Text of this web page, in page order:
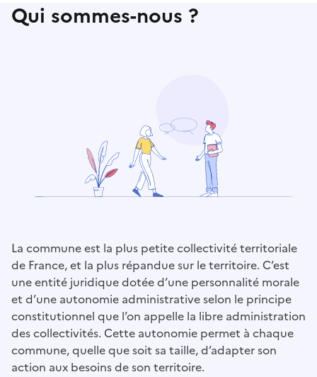
Qui sommes-nous ?
La commune est la plus petite collectivité territoriale
de France, et la plus répandue sur le territoire. C’est
une entité juridique dotée d’une personnalité morale
et d’une autonomie administrative selon le principe
constitutionnel que l’on appelle la libre administration
des collectivités. Cette autonomie permet à chaque
commune, quelle que soit sa taille, d’adapter son
action aux besoins de son territoire.